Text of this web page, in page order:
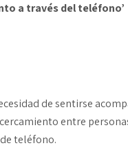
a través del teléfono’
de sentirse
entre
teléfono.